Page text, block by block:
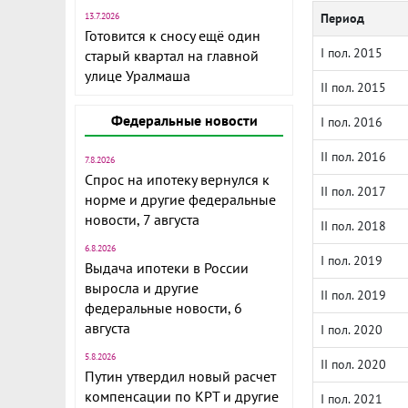
13.7.2026
Готовится к сносу ещё один
старый квартал на главной
улице Уралмаша
Федеральные новости
7.8.2026
Спрос на ипотеку вернулся к
норме и другие федеральные
новости, 7 августа
6.8.2026
Выдача ипотеки в России
выросла и другие
федеральные новости, 6
августа
5.8.2026
Путин утвердил новый расчет
компенсации по КРТ и другие
Период
I пол. 2015
II пол. 2015
I пол. 2016
II пол. 2016
II пол. 2017
II пол. 2018
I пол. 2019
II пол. 2019
I пол. 2020
II пол. 2020
I пол. 2021